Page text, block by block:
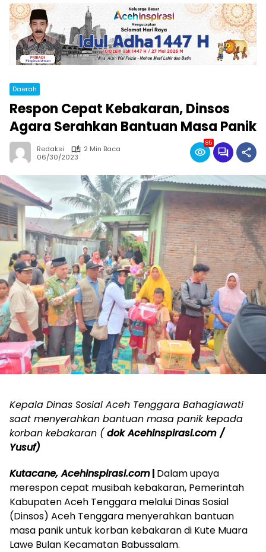
Daerah
Respon Cepat Kebakaran, Dinsos
Agara Serahkan Bantuan Masa Panik
Redaksi
2 Min Baca
06/30/2023
85
Kepala Dinas Sosial Aceh Tenggara Bahagiawati
saat menyerahkan bantuan masa panik kepada
korban kebakaran (dok Acehinspirasi.com /
Yusuf)
Kutacane, Acehinspirasi.com| Dalam upaya
merespon cepat musibah kebakaran, Pemerintah
Kabupaten Aceh Tenggara melalui Dinas Sosial
(Dinsos) Aceh Tenggara menyerahkan bantuan
masa panik untuk korban kebakaran di Kute Muara
Lawe Bulan Kecamatan Babussalam.